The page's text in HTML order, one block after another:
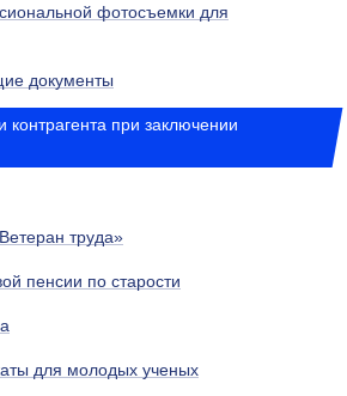
фотосъемки для
документы
контрагента при заключении
труда»
пенсии по старости
для молодых ученых